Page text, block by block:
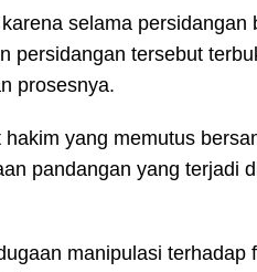
selama persidangan
persidangan tersebut
prosesnya.
yang memutus
pandangan yang terjadi
manipulasi terhadap